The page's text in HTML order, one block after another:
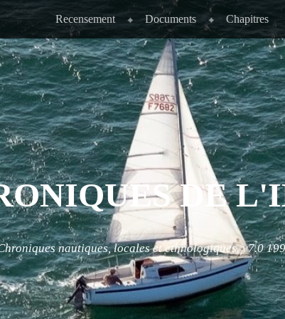
Recensement Documents Chapitres
DE
nautiques, locales et ethnologiques. v7.0